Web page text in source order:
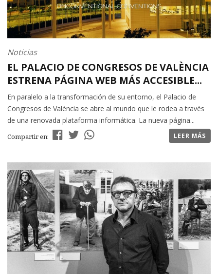
Noticias
EL PALACIO DE CONGRESOS DE VALÈNCIA
ESTRENA PÁGINA WEB MÁS ACCESIBLE...
En paralelo a la transformación de su entorno, el Palacio de
Congresos de València se abre al mundo que le rodea a través
de una renovada plataforma informática. La nueva página...
Compartir en: LEER MÁS